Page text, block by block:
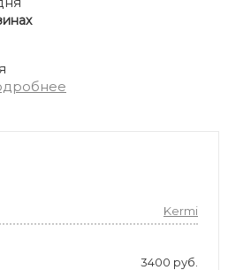
Kermi
3400 руб.